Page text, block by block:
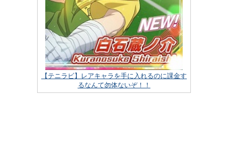
【テニラビ】レアキャラを手に入れるのに課金す
るなんて勿体ないぞ！！